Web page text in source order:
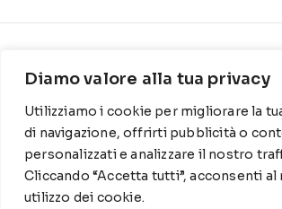
Diamo valore alla tua privacy
Utilizziamo i cookie per migliorare la
di navigazione, offrirti pubblicità o
personalizzati e analizzare il nostro
Cliccando “Accetta tutti”, acconsenti
utilizzo dei cookie.
1316 - 70044 Polignano a
mare
T
WZ: 329 6510725
Cookie
Privacy